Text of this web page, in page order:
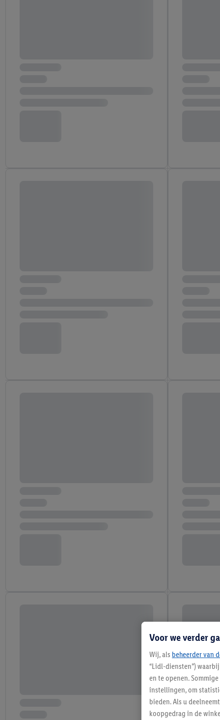
Voor we verder
Wij, als beheerder van
“Lidl-diensten”)
en te openen.
instellingen, om
bieden. Als u
koopgedrag in de